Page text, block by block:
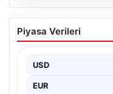
05.08.2026
Enflasyon
açıklanacak?
Piyasa Verileri
USD
EUR